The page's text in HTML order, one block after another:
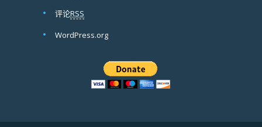
评论RSS
WordPress.org